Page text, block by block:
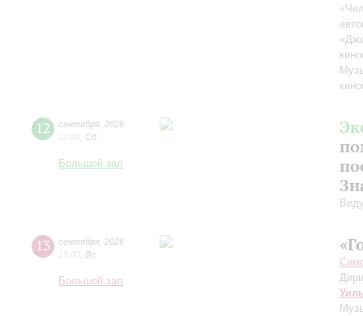
12 сентября 2026
12:00 Сб
Большой зал
13 сентября 2026
19:00 Вс
Большой зал